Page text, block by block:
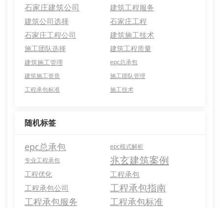
石家庄建筑公司
建筑工程服务
建筑公司选择
石家庄工程
石家庄工程公司
建筑施工技术
施工团队选择
建筑工程质量
建筑施工管理
epc总承包
建筑施工资质
施工团队管理
工程承包标准
施工技术
随机标签
epc总承包
epc模式解析
专业工程承包
兆玄建筑案例
工程优化
工程承包
工程承包公司
工程承包指南
工程承包服务 工程承包标准